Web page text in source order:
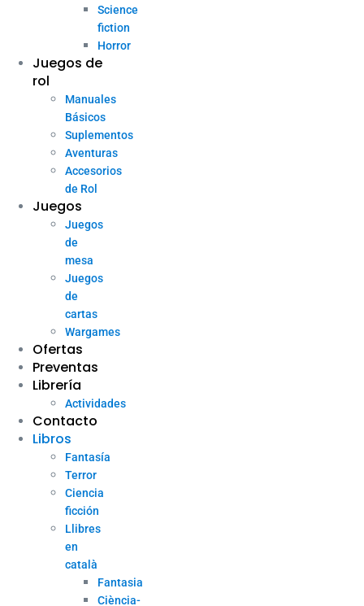
Science
fiction
Horror
Juegos de
rol
Manuales
Básicos
Suplementos
Aventuras
Accesorios
de Rol
Juegos
Juegos
de
mesa
Juegos
de
cartas
Wargames
Ofertas
Preventas
Librería
Actividades
Contacto
Libros
Fantasía
Terror
Ciencia
ficción
Llibres
en
català
Fantasia
Ciència-